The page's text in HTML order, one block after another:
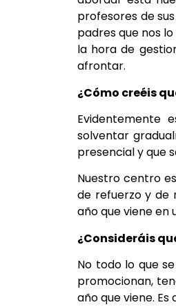
profesores de
padres que nos
la hora de
afrontar.
¿Cómo creéis
Evidentemente
solventar
presencial y que
Nuestro centro
de refuerzo y de
año que viene en
¿Consideráis
No todo lo que
promocionan,
año que viene.